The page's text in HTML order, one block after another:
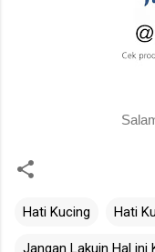
Hati Kucing Hati
Jangan Lakuin Hal ini